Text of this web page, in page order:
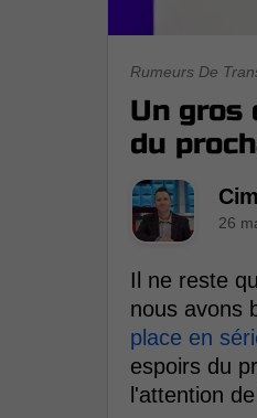
Rumeurs De
Un gros
du
26
Il ne reste
nous avons
place en
espoirs du
l'attention